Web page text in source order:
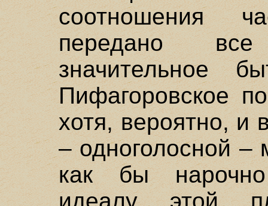
соотношения
передано
значительное
Пифагоровское
хотя, вероятно, и
– одноголосной –
как бы